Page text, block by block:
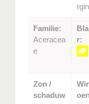
Familie:
Aceracea
e
r:
Zon /
schaduw